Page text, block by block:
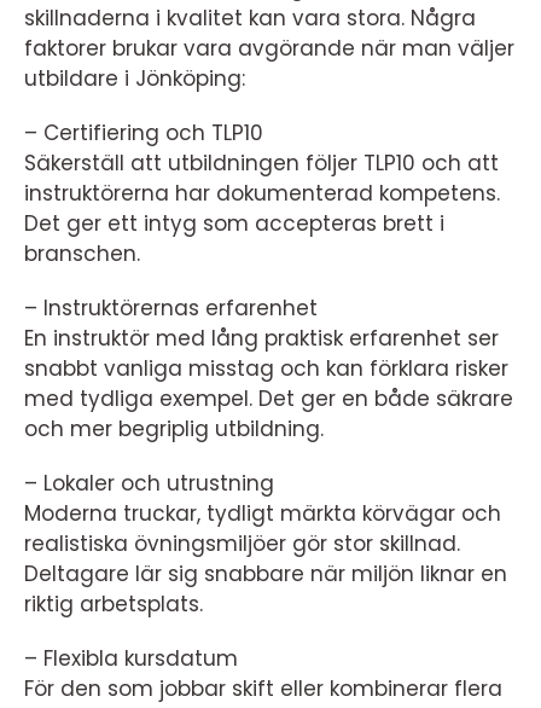
skillnaderna i kvalitet kan vara stora. Några
faktorer brukar vara avgörande när man väljer
utbildare i Jönköping:
– Certifiering och TLP10
Säkerställ att utbildningen följer TLP10 och att
instruktörerna har dokumenterad kompetens.
Det ger ett intyg som accepteras brett i
branschen.
– Instruktörernas erfarenhet
En instruktör med lång praktisk erfarenhet ser
snabbt vanliga misstag och kan förklara risker
med tydliga exempel. Det ger en både säkrare
och mer begriplig utbildning.
– Lokaler och utrustning
Moderna truckar, tydligt märkta körvägar och
realistiska övningsmiljöer gör stor skillnad.
Deltagare lär sig snabbare när miljön liknar en
riktig arbetsplats.
– Flexibla kursdatum
För den som jobbar skift eller kombinerar flera